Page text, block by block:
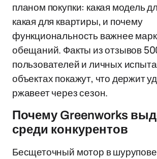
планом покупки: какая модель
какая для квартиры, и почему
функциональность важнее
обещаний. Факты из отзывов
пользователей и личных
объектах покажут, что держит
ржавеет через сезон.
Почему Greenworks
среди конкурентов
Бесщеточный мотор в